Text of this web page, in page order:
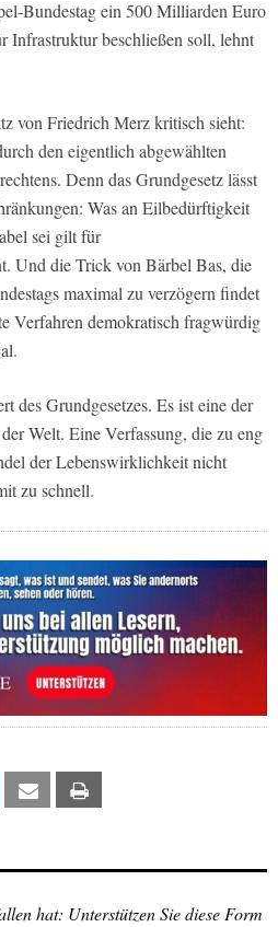
Bundestag ein 500 Milliarden Euro
Infrastruktur beschließen soll, lehnt
von Friedrich Merz kritisch sieht:
den eigentlich abgewählten
Denn das Grundgesetz lässt
Was an Eilbedürftigkeit
sei gilt für
Und die Trick von Bärbel Bas, die
maximal zu verzögern findet
Verfahren demokratisch fragwürdig
des Grundgesetzes. Es ist eine der
Welt. Eine Verfassung, die zu eng
der Lebenswirklichkeit nicht
zu schnell.
Xing Email
hat: Unterstützen Sie diese Form